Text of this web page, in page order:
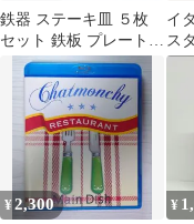
鉄器 ステーキ皿 ５枚
セット 鉄板 プレート
木製敷板 ハンバーグ パ
スタ
イ
ス
ト
¥2,300 ¥